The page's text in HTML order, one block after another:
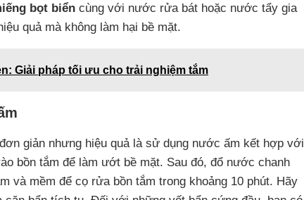
bọt biển cùng với nước rửa bát hoặc nước tẩy gia
quả mà không làm hại bề mặt.
Giải pháp tối ưu cho trải nghiệm tắm
đơn giản nhưng hiệu quả là sử dụng nước ấm kết hợp với
bồn tắm để làm ướt bề mặt. Sau đó, đổ nước chanh
và mềm để cọ rửa bồn tắm trong khoảng 10 phút. Hãy